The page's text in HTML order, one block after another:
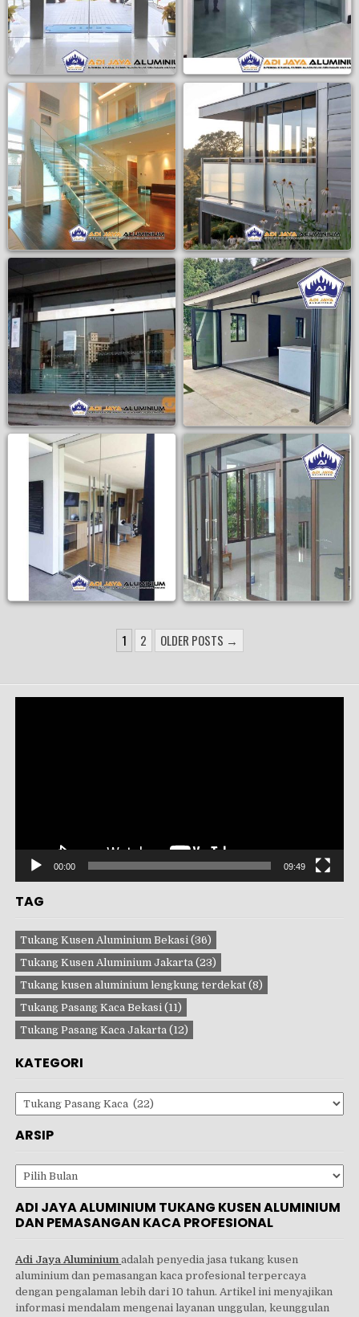
1 2 OLDER POSTS →
00:00 09:49
TAG
Tukang Kusen Aluminium Bekasi (36)
Tukang Kusen Aluminium Jakarta (23)
Tukang kusen aluminium lengkung terdekat (8)
Tukang Pasang Kaca Bekasi (11)
Tukang Pasang Kaca Jakarta (12)
KATEGORI
Kategori
ARSIP
Arsip
ADI JAYA ALUMINIUM TUKANG KUSEN ALUMINIUM
DAN PEMASANGAN KACA PROFESIONAL
Adi Jaya Aluminium adalah penyedia jasa tukang kusen
aluminium dan pemasangan kaca profesional terpercaya
dengan pengalaman lebih dari 10 tahun. Artikel ini menyajikan
informasi mendalam mengenai layanan unggulan, keunggulan